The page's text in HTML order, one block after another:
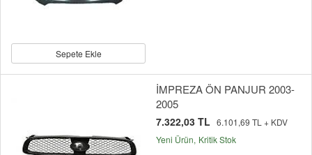
Sepete Ekle
İMPREZA ÖN PANJUR 2003-
2005
7.322,03 TL 6.101,69 TL + KDV
Yeni Ürün Kritik Stok